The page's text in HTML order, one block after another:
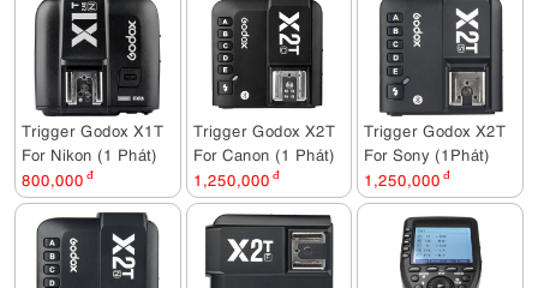
Trigger Godox X1T
For Nikon (1 Phát)
800,000 đ
Trigger Godox X2T
For Canon (1 Phát)
1,250,000 đ
Trigger Godox X2T
For Sony (1Phát)
1,250,000 đ